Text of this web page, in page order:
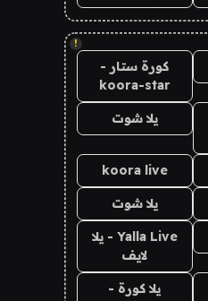
!
كورة ستار -
koora-star
يلا شوت
koora live
يلا شوت
Yalla Live - يلا
لايف
يلا كورة -